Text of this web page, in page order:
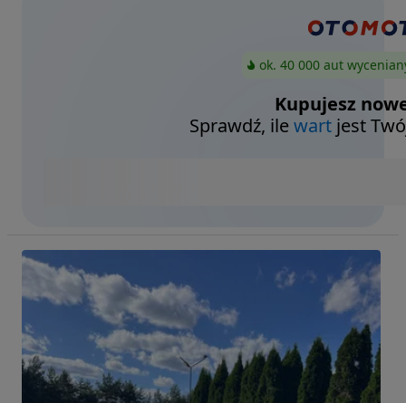
ok. 40 000 aut
Kupujesz
Sprawdź, ilewart jest